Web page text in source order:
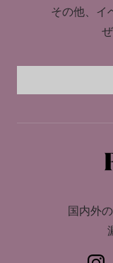
その他、イ
国内外